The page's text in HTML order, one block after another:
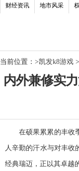
财经资讯 地市风采
当前位置： >凯发k8游戏 >
内外兼修实
在硕果累累的丰收
人辛勤的汗水与对丰
经典瑞迈，正以其卓越